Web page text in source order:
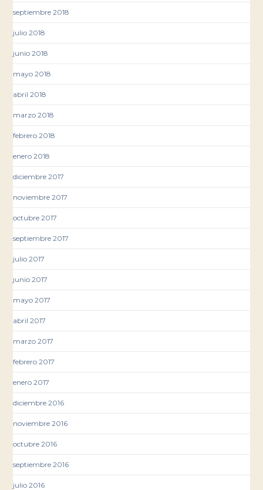
septiembre 2018
julio 2018
junio 2018
mayo 2018
abril 2018
marzo 2018
febrero 2018
enero 2018
diciembre 2017
noviembre 2017
octubre 2017
septiembre 2017
julio 2017
junio 2017
mayo 2017
abril 2017
marzo 2017
febrero 2017
enero 2017
diciembre 2016
noviembre 2016
octubre 2016
septiembre 2016
julio 2016